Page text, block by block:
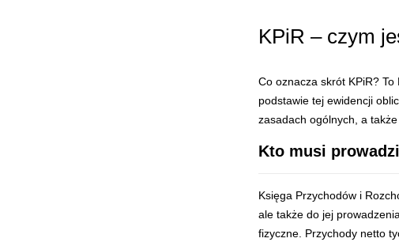
KPiR – czym
Co oznacza skrót KPiR?
podstawie tej ewidencji
zasadach ogólnych, a
Kto musi
Księga Przychodów i
ale także do jej
fizyczne. Przychody netto